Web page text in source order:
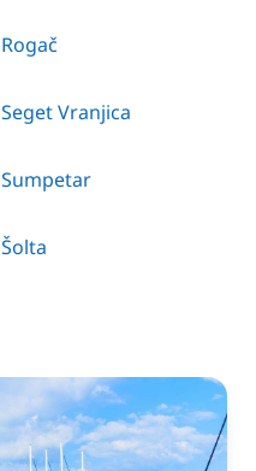
Rogač
Seget Vranjica
Sumpetar
Šolta